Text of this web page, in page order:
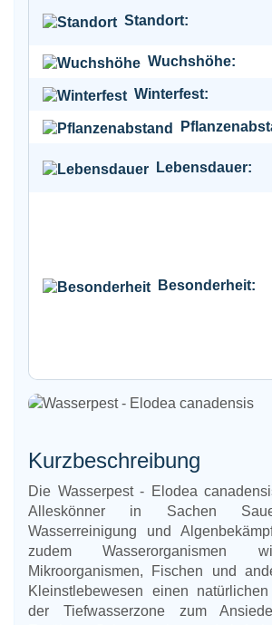
Standort:
Wuchshöhe:
Winterfest:
Lebensdauer:
Besonderheit:
Kurzbeschreibung
Die Wasserpest - Elodea
Alleskönner in Sachen
Wasserreinigung und
zudem Wasserorganismen
Mikroorganismen, Fischen und
Kleinstlebewesen einen
der Tiefwasserzone zum